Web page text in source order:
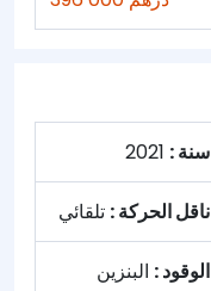
سنة :
ناقل الحركة : تلقائي
الوقود : البنزين